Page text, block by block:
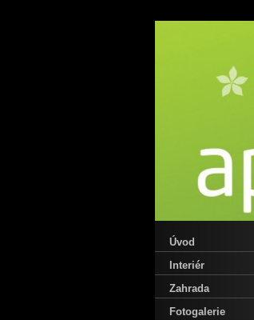
Úvod
Interiér
Zahrada
Fotogalerie